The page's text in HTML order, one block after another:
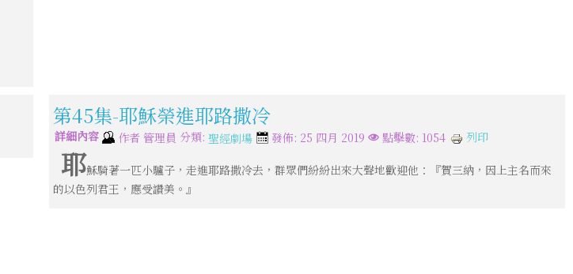
第45集-耶穌榮進耶路撒冷
詳細內容 作者 管理員 分類: 聖經劇場 發佈: 25 四月 2019 點擊數: 1054 列印
耶穌騎著一匹小驢子，走進耶路撒冷去，群眾們紛紛出來大聲地歡迎他：『賀三納，因上主名而來
的以色列君王，應受讚美。』